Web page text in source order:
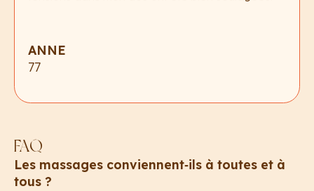
ANNE
77
FAQ
Les massages conviennent‑ils à toutes et à
tous ?